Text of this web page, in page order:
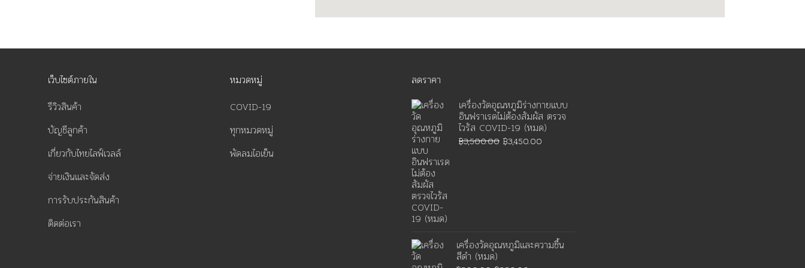
เว็บไซต์ภายใน
รีวิวสินค้า
บัญชีลูกค้า
เกี่ยวกับไทยไลฟ์เวลล์
จ่ายเงินและจัดส่ง
การรับประกันสินค้า
ติดต่อเรา
หมวดหมู่
COVID-19
ทุกหมวดหมู่
พัดลมไอเย็น
ลดราคา
เครื่องวัดอุณหภูมิร่างกายแบบ
อินฟราเรดไม่ต้องสัมผัส ตรวจ
ไวรัส COVID-19 (หมด)
฿3,500.00 ฿3,450.00
เครื่องวัดอุณหภูมิและความชื้น
สีดำ (หมด)